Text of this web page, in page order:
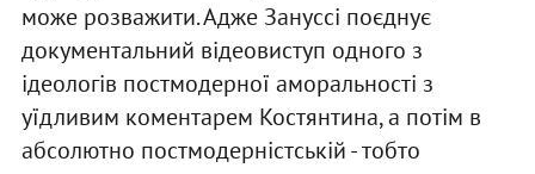
може розважити. Адже Зануссі поєднує
документальний відеовиступ одного з
ідеологів постмодерної аморальності з
уїдливим коментарем Костянтина, а потім в
абсолютно постмодерністській - тобто